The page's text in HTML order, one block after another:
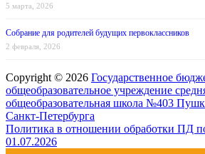
5 марта, 2026
Собрание для родителей будущих первоклассников
2 февраля, 2026
Copyright © 2026 Государственное
общеобразовательное учреждение
общеобразовательная школа №403
Санкт-Петербурга
Политика в отношении обработки ПД
01.07.2026